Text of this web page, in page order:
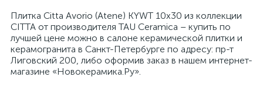
Плитка Citta Avorio (Atene) KYWT 10x30 из коллекции
CITTA от производителя TAU Ceramica – купить по
лучшей цене можно в салоне керамической плитки и
керамогранита в Санкт-Петербурге по адресу: пр-т
Лиговский 200, либо оформив заказ в нашем интернет-
магазине «Новокерамика.Ру».